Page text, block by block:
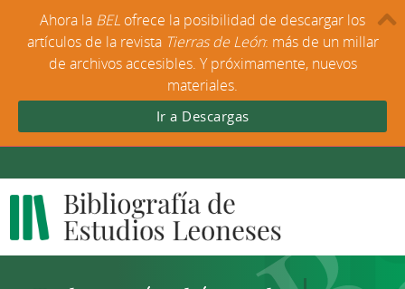
Ahora la BEL ofrece la posibilidad de descargar los
artículos de la revista Tierras de León: más de un millar
de archivos accesibles. Y próximamente, nuevos
materiales.
Ir a Descargas